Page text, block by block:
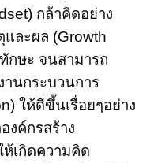
กล้าคิดอย่าง
และผล (Growth
กษะ จนสามารถ
นกระบวนการ
ให้ดีขึ้นเรื่อยๆอย่าง
งค์กรสร้าง
เกิดความคิด